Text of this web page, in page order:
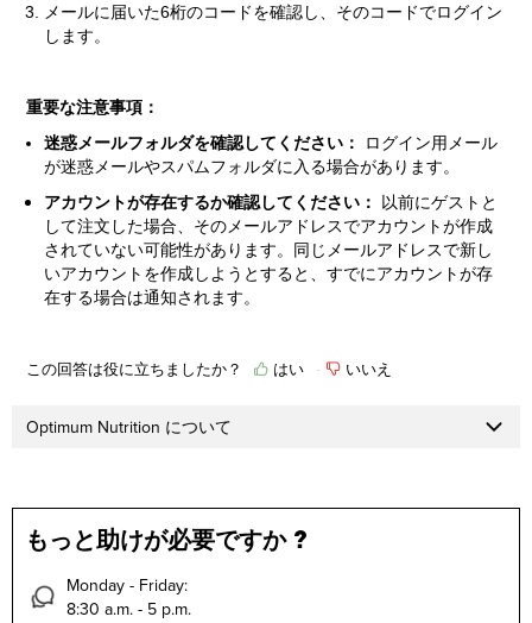
メールに届いた6桁のコードを確認し、そのコードでログイン
します。
重要な注意事項：
迷惑メールフォルダを確認してください：
ログイン用メール
が迷惑メールやスパムフォルダに入る場合があります。
アカウントが存在するか確認してください：
以前にゲストと
して注文した場合、そのメールアドレスでアカウントが作成
されていない可能性があります。同じメールアドレスで新し
いアカウントを作成しようとすると、すでにアカウントが存
在する場合は通知されます。
この回答は役に立ちましたか？ はい いいえ
Optimum Nutrition について
もっと助けが必要ですか ?
Monday - Friday:
8:30 a.m. - 5 p.m.